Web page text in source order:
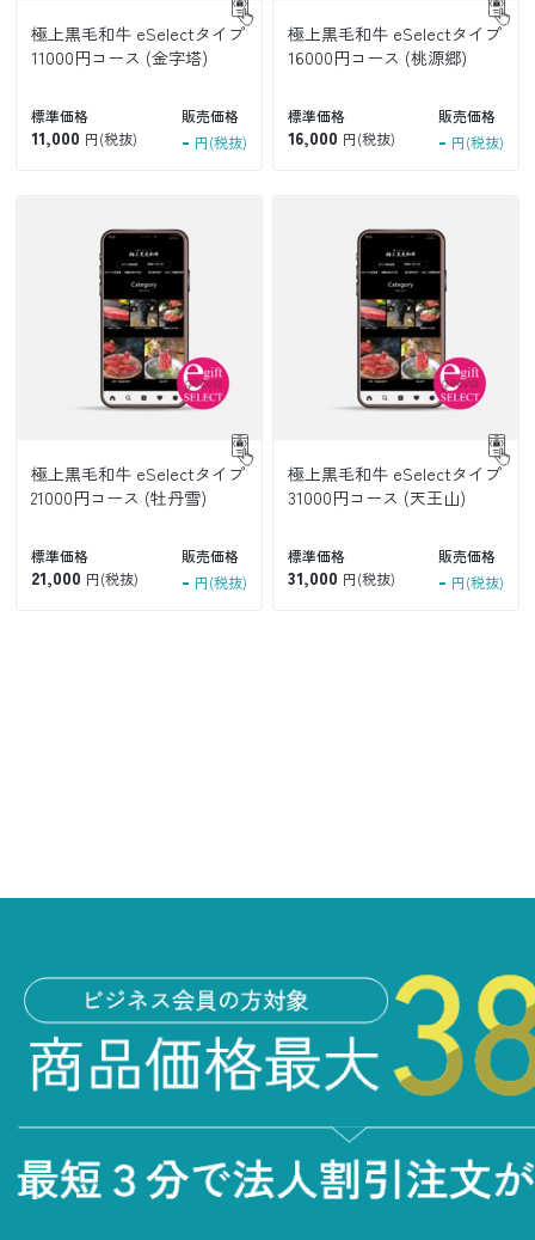
極上黒毛和牛 eSelectタイプ
11000円コース (金字塔)
標準価格
11,000 円(税抜)
販売価格
- 円(税抜)
極上黒毛和牛 eSelectタイプ
16000円コース (桃源郷)
標準価格
16,000 円(税抜)
販売価格
- 円(税抜)
極上黒毛和牛 eSelectタイプ
21000円コース (牡丹雪)
標準価格
21,000 円(税抜)
販売価格
- 円(税抜)
極上黒毛和牛 eSelectタイプ
31000円コース (天王山)
標準価格
31,000 円(税抜)
販売価格
- 円(税抜)